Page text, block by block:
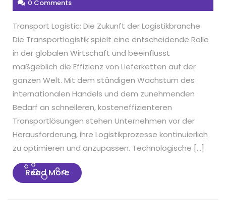
0 Comments
Transport Logistic: Die Zukunft der Logistikbranche
Die Transportlogistik spielt eine entscheidende Rolle
in der globalen Wirtschaft und beeinflusst
maßgeblich die Effizienz von Lieferketten auf der
ganzen Welt. Mit dem ständigen Wachstum des
internationalen Handels und dem zunehmenden
Bedarf an schnelleren, kosteneffizienteren
Transportlösungen stehen Unternehmen vor der
Herausforderung, ihre Logistikprozesse kontinuierlich
zu optimieren und anzupassen. Technologische […]
Read MoreRead
More